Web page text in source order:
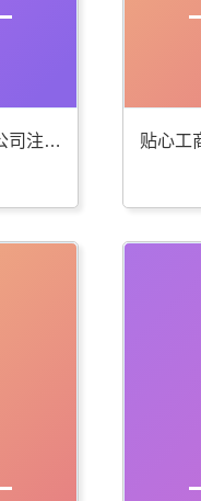
优质工商年检代办 西屯公司注册服务棒